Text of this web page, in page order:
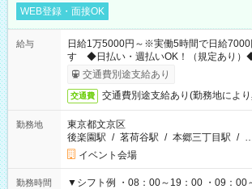
WEB登録・面接OK
給与
日給1万5000円～※実働5時間で日給7000
す ◆日払い・週払いOK！（規定あり）
も異なります
交通費別途支給あり
交通費 交通費別途支給あり(勤務地によ
勤務地
東京都文京区
後楽園駅 / 茗荷谷駅 / 本郷三丁目駅 /
イベント会場
勤務時間
▼シフト例 ・08：00～19：00 ・09：00